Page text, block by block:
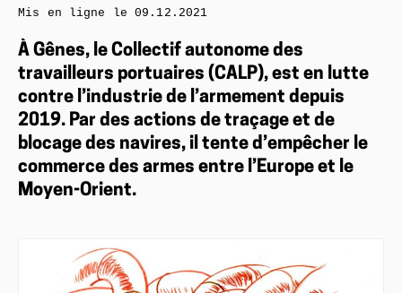
À Gênes, le Collectif autonome des
travailleurs portuaires (CALP), est en lutte
contre l’industrie de l’armement depuis
2019. Par des actions de traçage et de
blocage des navires, il tente d’empêcher le
commerce des armes entre l’Europe et le
Moyen-Orient.
Mis en ligne le09.12.2021